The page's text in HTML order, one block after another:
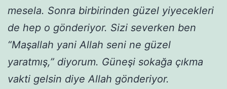
mesela. Sonra birbirinden güzel yiyecekleri
de hep o gönderiyor. Sizi severken ben
“Maşallah yani Allah seni ne güzel
yaratmış,” diyorum. Güneşi sokağa çıkma
vakti gelsin diye Allah gönderiyor.